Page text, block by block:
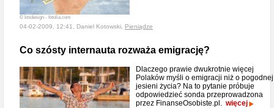
© ktsdesign - fotolia.com
04-02-2009, 12:41, Daniel Kotowski, Pieniądze
Co szósty internauta rozważa emigrację?
Dlaczego prawie dwukrotnie więcej
Polaków myśli o emigracji niż o pogodnej
jesieni życia? Na to pytanie próbuje
odpowiedzieć sonda przeprowadzona
przez FinanseOsobiste.pl. więcej